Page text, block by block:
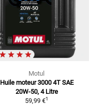
Motul
Huile moteur 3000 4T SAE
20W-50, 4 Litre
59,99 €1